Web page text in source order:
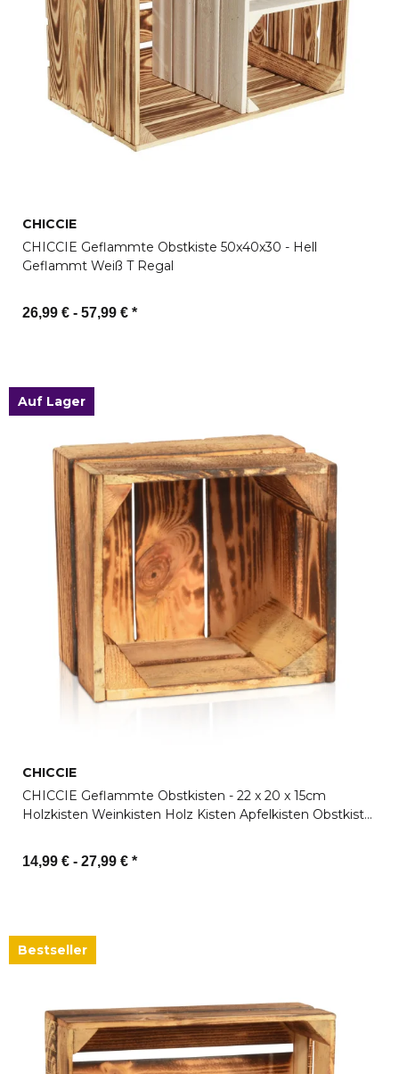
CHICCIE
CHICCIE Geflammte Obstkiste 50x40x30 - Hell
Geflammt Weiß T Regal
26,99 € - 57,99 € *
Auf Lager
CHICCIE
CHICCIE Geflammte Obstkisten - 22 x 20 x 15cm
Holzkisten Weinkisten Holz Kisten Apfelkisten Obstkiste
14,99 € - 27,99 € *
Bestseller